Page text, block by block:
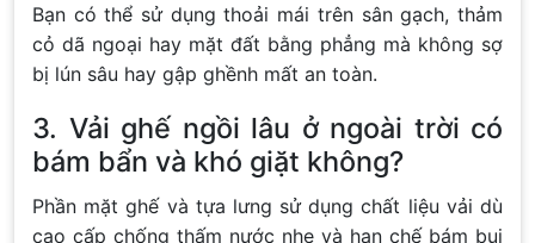
Bạn có thể sử dụng thoải mái trên sân gạch, thảm
cỏ dã ngoại hay mặt đất bằng phẳng mà không sợ
bị lún sâu hay gập ghềnh mất an toàn.
3. Vải ghế ngồi lâu ở ngoài trời có
bám bẩn và khó giặt không?
Phần mặt ghế và tựa lưng sử dụng chất liệu vải dù
cao cấp chống thấm nước nhẹ và hạn chế bám bụi